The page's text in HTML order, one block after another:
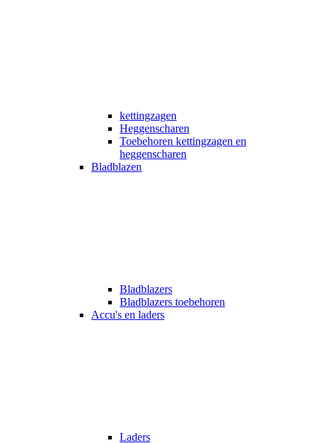
kettingzagen
Heggenscharen
Toebehoren kettingzagen en
heggenscharen
Bladblazen
Bladblazers
Bladblazers toebehoren
Accu's en laders
Laders